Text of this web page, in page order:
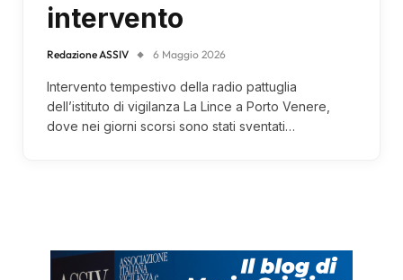
intervento
Redazione ASSIV 6 Maggio 2026
Intervento tempestivo della radio pattuglia
dell’istituto di vigilanza La Lince a Porto Venere,
dove nei giorni scorsi sono stati sventati…